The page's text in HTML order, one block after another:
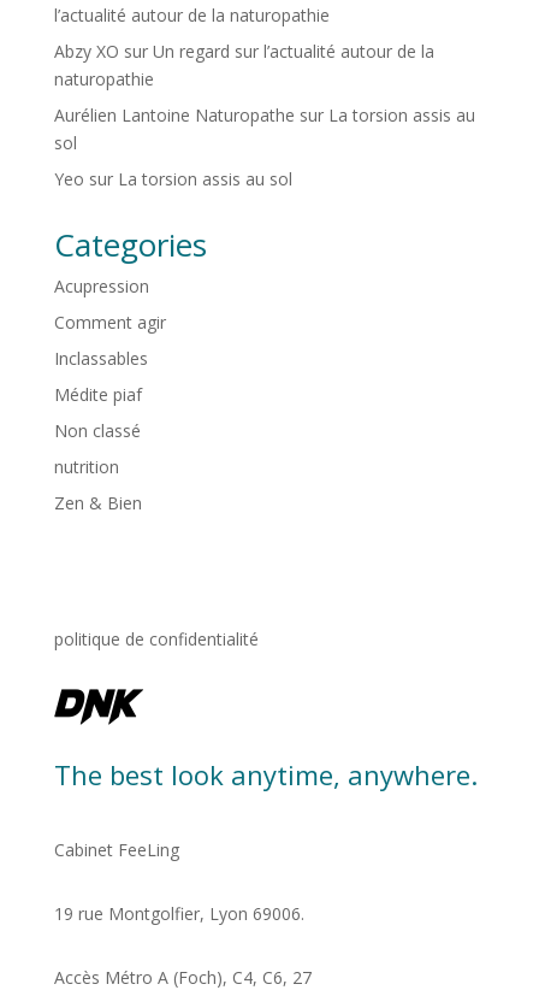
l’actualité autour de la naturopathie
Abzy XO sur Un regard sur l’actualité autour de la
naturopathie
Aurélien Lantoine Naturopathe sur La torsion assis au
sol
Yeo sur La torsion assis au sol
Categories
Acupression
Comment agir
Inclassables
Médite piaf
Non classé
nutrition
Zen & Bien
politique de confidentialité
The best look anytime, anywhere.
Cabinet FeeLing
19 rue Montgolfier, Lyon 69006.
Accès Métro A (Foch), C4, C6, 27